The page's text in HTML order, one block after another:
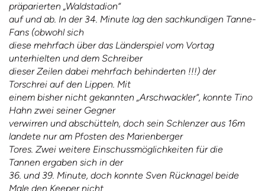
präparierten „Waldstadion“
auf und ab. In der 34. Minute lag den sachkundigen Tanne-
Fans (obwohl sich
diese mehrfach über das Länderspiel vom Vortag
unterhielten und dem Schreiber
dieser Zeilen dabei mehrfach behinderten !!!) der
Torschrei auf den Lippen. Mit
einem bisher nicht gekannten „Arschwackler“, konnte Tino
Hahn zwei seiner Gegner
verwirren und abschütteln, doch sein Schlenzer aus 16m
landete nur am Pfosten des Marienberger
Tores. Zwei weitere Einschussmöglichkeiten für die
Tannen ergaben sich in der
36. und 39. Minute, doch konnte Sven Rücknagel beide
Male den Keeper nicht